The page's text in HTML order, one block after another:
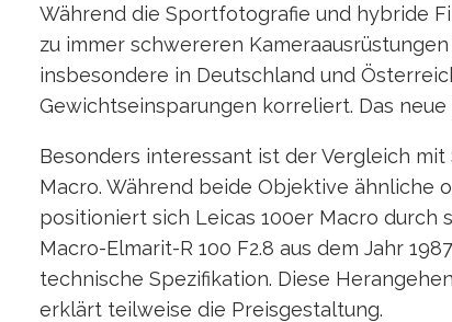
Während die Sportfotografie und hybride
zu immer schwereren
insbesondere in Deutschland und
Gewichtseinsparungen korreliert. Das
Besonders interessant ist der Vergleich mit
Macro. Während beide Objektive ähnliche
positioniert sich Leicas 100er Macro durch
Macro-Elmarit-R 100 F2.8 aus dem Jahr
technische Spezifikation. Diese
erklärt teilweise die Preisgestaltung.